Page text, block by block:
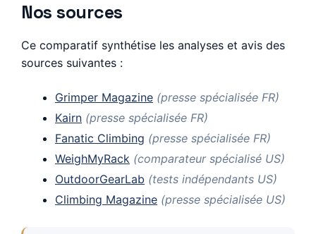
Nos sources
Ce comparatif synthétise les analyses et avis des
sources suivantes :
Grimper Magazine (presse spécialisée FR)
Kairn (presse spécialisée FR)
Fanatic Climbing (presse spécialisée FR)
WeighMyRack (comparateur spécialisé US)
OutdoorGearLab (tests indépendants US)
Climbing Magazine (presse spécialisée US)